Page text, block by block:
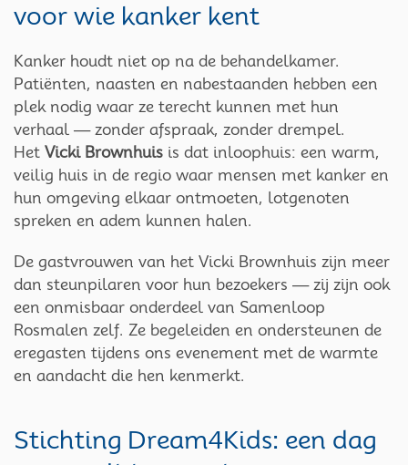
voor wie kanker kent
Kanker houdt niet op na de behandelkamer.
Patiënten, naasten en nabestaanden hebben een
plek nodig waar ze terecht kunnen met hun
verhaal — zonder afspraak, zonder drempel.
Het Vicki Brownhuis is dat inloophuis: een warm,
veilig huis in de regio waar mensen met kanker en
hun omgeving elkaar ontmoeten, lotgenoten
spreken en adem kunnen halen.
De gastvrouwen van het Vicki Brownhuis zijn meer
dan steunpilaren voor hun bezoekers — zij zijn ook
een onmisbaar onderdeel van Samenloop
Rosmalen zelf. Ze begeleiden en ondersteunen de
eregasten tijdens ons evenement met de warmte
en aandacht die hen kenmerkt.
Stichting Dream4Kids: een dag